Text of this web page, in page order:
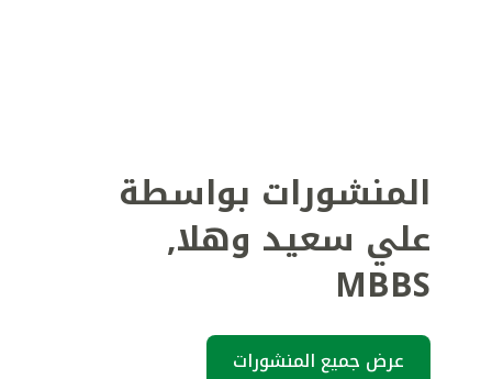
المنشورات بواسطة
علي سعيد وهلا,
MBBS
عرض جميع المنشورات